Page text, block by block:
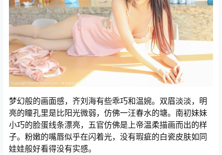
梦幻般的画面感，齐刘海有些乖巧和温婉。双眉淡淡，明
亮的瞳孔里是比阳光微弱，仿佛一汪春水的塘。南初妹妹
小巧的脸蛋线条漂亮，五官仿佛是上帝温柔描画而出的样
子。粉嫩的嘴唇似乎在闪着光，没有瑕疵的白瓷皮肤如同
娃娃般好看得没有实感。